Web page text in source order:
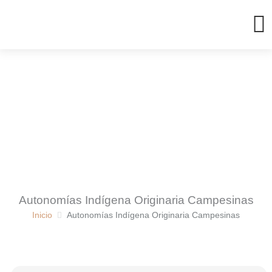
Autonomías Indígena Originaria Campesinas
Inicio Autonomías Indígena Originaria Campesinas